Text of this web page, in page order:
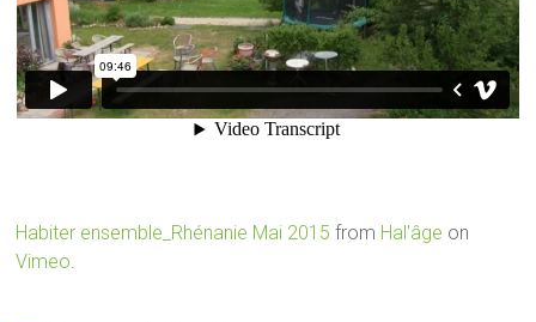
Habiter ensemble_Rhénanie Mai 2015 from Hal'âge on
Vimeo.